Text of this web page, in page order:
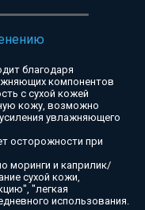
благодаря
компонентов
с сухой кожей
кожу, возможно
увлажняющего
осторожности при
моринги и каприлик/
сухой кожи,
"легкая
использования.